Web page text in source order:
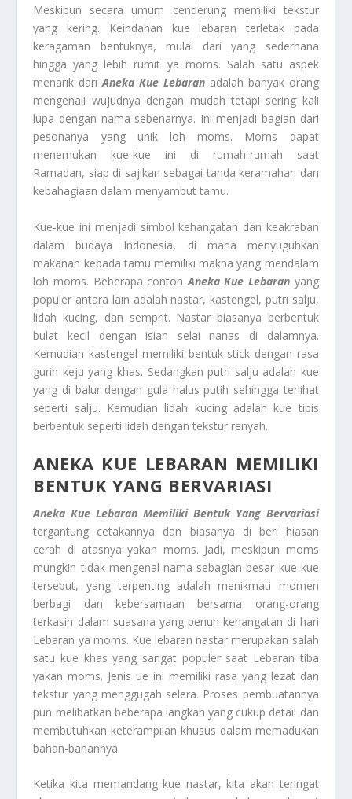
Meskipun secara umum cenderung memiliki tekstur
yang kering. Keindahan kue lebaran terletak pada
keragaman bentuknya, mulai dari yang sederhana
hingga yang lebih rumit ya moms. Salah satu aspek
menarik dariAneka Kue Lebaranadalah banyak orang
mengenali wujudnya dengan mudah tetapi sering kali
lupa dengan nama sebenarnya. Ini menjadi bagian dari
pesonanya yang unik loh moms. Moms dapat
menemukan kue-kue ini di rumah-rumah saat
Ramadan, siap di sajikan sebagai tanda keramahan dan
kebahagiaan dalam menyambut tamu.
Kue-kue ini menjadi simbol kehangatan dan keakraban
dalam budaya Indonesia, di mana menyuguhkan
makanan kepada tamu memiliki makna yang mendalam
loh moms. Beberapa contoh Aneka Kue Lebaran yang
populer antara lain adalah nastar, kastengel, putri salju,
lidah kucing, dan semprit. Nastar biasanya berbentuk
bulat kecil dengan isian selai nanas di dalamnya.
Kemudian kastengel memiliki bentuk stick dengan rasa
gurih keju yang khas. Sedangkan putri salju adalah kue
yang di balur dengan gula halus putih sehingga terlihat
seperti salju. Kemudian lidah kucing adalah kue tipis
berbentuk seperti lidah dengan tekstur renyah.
ANEKA KUE LEBARAN MEMILIKI
BENTUK YANG BERVARIASI
Aneka Kue Lebaran Memiliki Bentuk Yang Bervariasi
tergantung cetakannya dan biasanya di beri hiasan
cerah di atasnya yakan moms. Jadi, meskipun moms
mungkin tidak mengenal nama sebagian besar kue-kue
tersebut, yang terpenting adalah menikmati momen
berbagi dan kebersamaan bersama orang-orang
terkasih dalam suasana yang penuh kehangatan di hari
Lebaran ya moms. Kue lebaran nastar merupakan salah
satu kue khas yang sangat populer saat Lebaran tiba
yakan moms. Jenis ue ini memiliki rasa yang lezat dan
tekstur yang menggugah selera. Proses pembuatannya
pun melibatkan beberapa langkah yang cukup detail dan
membutuhkan keterampilan khusus dalam memadukan
bahan-bahannya.
Ketika kita memandang kue nastar, kita akan teringat